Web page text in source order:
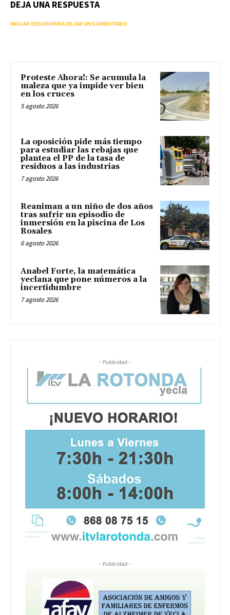
DEJA UNA RESPUESTA
INICIAR SESIÓN PARA DEJAR UN COMENTARIO
Proteste Ahora!: Se acumula la
maleza que ya impide ver bien
en los cruces
5 agosto 2026
La oposición pide más tiempo
para estudiar las rebajas que
plantea el PP de la tasa de
residuos a las industrias
7 agosto 2026
Reaniman a un niño de dos años
tras sufrir un episodio de
inmersión en la piscina de Los
Rosales
6 agosto 2026
Anabel Forte, la matemática
yeclana que pone números a la
incertidumbre
7 agosto 2026
- Publicidad -
- Publicidad -